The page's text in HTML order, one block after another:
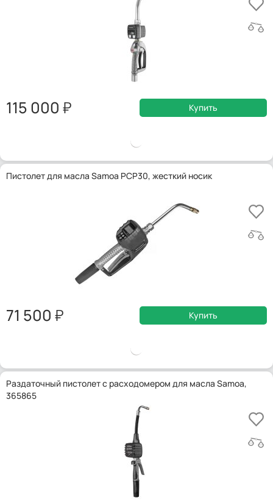
115 000 Купить
Пистолет для масла Samoa PCP30, жесткий носик
71 500 Купить
Раздаточный пистолет с расходомером для масла Samoa,
365865